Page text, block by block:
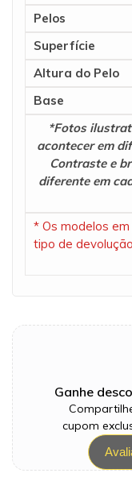
Pelos
Superfície
Altura do Pelo
Base
*Fotos
acontecer em
Contraste e
diferente em
* Os modelos
tipo de
Ganhe
cupom